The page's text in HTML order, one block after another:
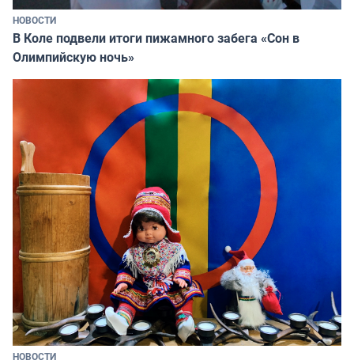
НОВОСТИ
В Коле подвели итоги пижамного забега «Сон в
Олимпийскую ночь»
НОВОСТИ